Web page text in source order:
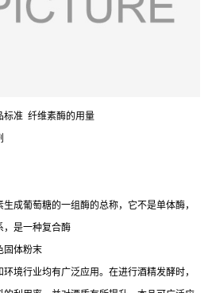
标准 纤维素酶的用量
生成葡萄糖的一组酶的总称，它不是单体酶，
，是一种复合酶
固体粉末
环境行业均有广泛应用。在进行酒精发酵时，